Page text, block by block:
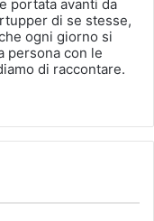
portata avanti da
di se stesse,
ogni giorno si
persona con le
di raccontare.